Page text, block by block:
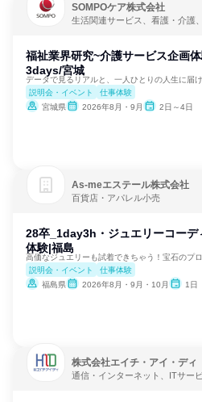
SOMPOケア株式会社
生活関連サービス、看護・介護
福祉業界研究~介護サービス企画
3days/宮城
データで見るリアルと、一人ひとりの人生に届
説明会・イベント
仕事体験
宮城県
2026年8月・9月 2日～4日
As‐meエステール株式会社
百貨店・アパレル小売
28卒_1day3h・ジュエリーコーデ
体験|福島
高価なジュエリーも試着できちゃう！宝石のプ
説明会・イベント
仕事体験
福島県
2026年8月・9月・10月 1日
株式会社エイチ・アイ・ディ
通信・インターネット、ITサー